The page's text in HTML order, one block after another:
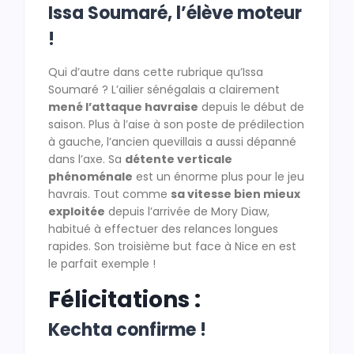
Issa Soumaré, l’élève moteur
!
Qui d’autre dans cette rubrique qu’Issa
Soumaré ? L’ailier sénégalais a clairement
mené l’attaque havraise depuis le début de
saison. Plus à l’aise à son poste de prédilection
à gauche, l’ancien quevillais a aussi dépanné
dans l’axe. Sa détente verticale
phénoménale est un énorme plus pour le jeu
havrais. Tout comme sa vitesse bien mieux
exploitée depuis l’arrivée de Mory Diaw,
habitué à effectuer des relances longues
rapides. Son troisième but face à Nice en est
le parfait exemple !
Félicitations :
Kechta confirme !